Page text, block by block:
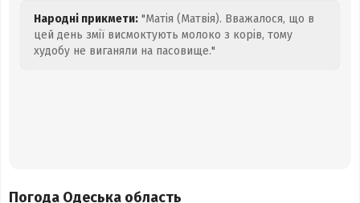
Народні прикмети: "Матія (Матвія). Вважалося, що в
цей день змії висмоктують молоко з корів, тому
худобу не виганяли на пасовище."
Погода Одеська область